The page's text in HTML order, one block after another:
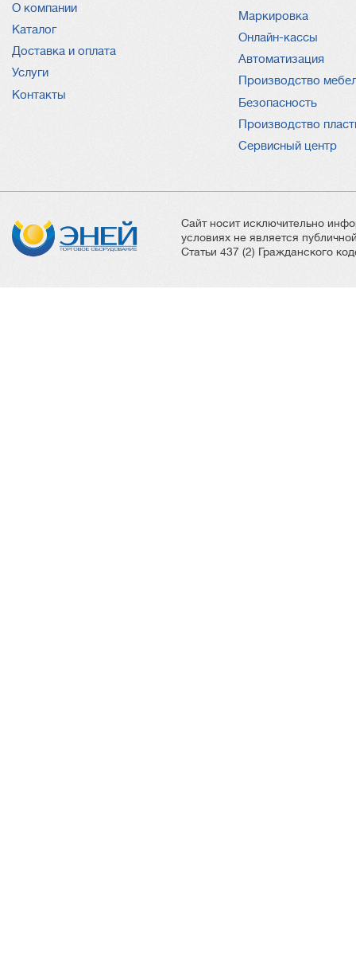
О компании
Каталог
Доставка и оплата
Услуги
Контакты
Услуги
Маркировка
Онлайн-кассы
Автоматизация
Производство
Безопасность
Производство
Сервисный центр
Сайт носит исключительно
условиях не является
Статьи 437 (2) Гражданского